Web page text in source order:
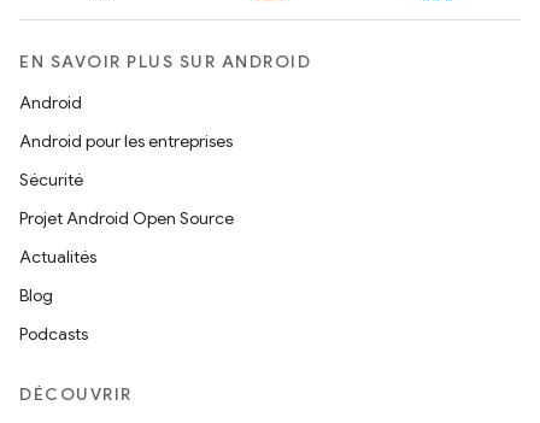
EN SAVOIR PLUS SUR ANDROID
Android
Android pour les entreprises
Sécurité
Projet Android Open Source
Actualités
Blog
Podcasts
DÉCOUVRIR